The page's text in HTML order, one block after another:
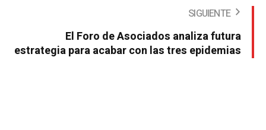
SIGUIENTE
El Foro de Asociados analiza futura
estrategia para acabar con las tres epidemias